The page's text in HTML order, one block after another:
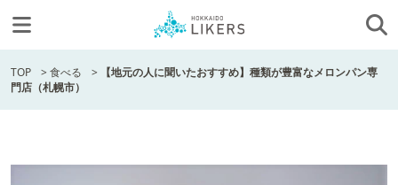
TOP >食べる > 【地元の人に聞いたおすすめ】種類が豊富なメロンパン専
門店（札幌市）